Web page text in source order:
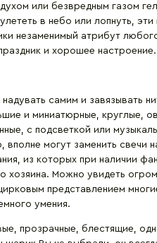
или безвредным газом
в небо или лопнуть,
незаменимый атрибут
и хорошее настроение.
самим и завязывать
и миниатюрные, круглые,
с подсветкой или
могут заменить свечи
из которых при наличии
хозяина. Можно увидеть
представлением
умения.
прозрачные, блестящие,